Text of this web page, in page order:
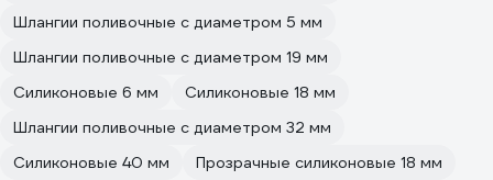
Шлангии поливочные с диаметром 5 мм
Шлангии поливочные с диаметром 19 мм
Силиконовые 6 мм
Силиконовые 18 мм
Шлангии поливочные с диаметром 32 мм
Силиконовые 40 мм
Прозрачные силиконовые 18 мм